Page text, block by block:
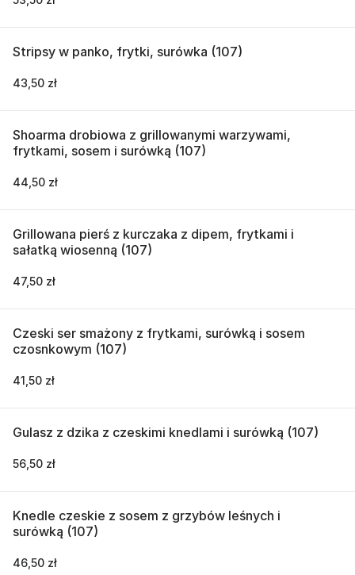
Stripsy w panko, frytki, surówka (107)
43,50 zł
Shoarma drobiowa z grillowanymi warzywami,
frytkami, sosem i surówką (107)
44,50 zł
Grillowana pierś z kurczaka z dipem, frytkami i
sałatką wiosenną (107)
47,50 zł
Czeski ser smażony z frytkami, surówką i sosem
czosnkowym (107)
41,50 zł
Gulasz z dzika z czeskimi knedlami i surówką (107)
56,50 zł
Knedle czeskie z sosem z grzybów leśnych i
surówką (107)
46,50 zł